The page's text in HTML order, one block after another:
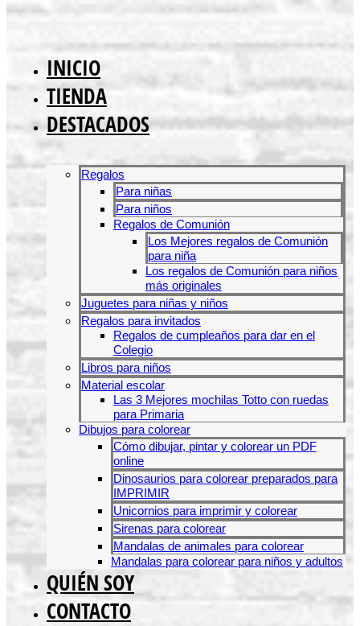
INICIO
TIENDA
DESTACADOS
Regalos
Para niñas
Para niños
Regalos de Comunión
Los Mejores regalos de Comunión
para niña
Los regalos de Comunión para niños
más originales
Juguetes para niñas y niños
Regalos para invitados
Regalos de cumpleaños para dar en el
Colegio
Libros para niños
Material escolar
Las 3 Mejores mochilas Totto con ruedas
para Primaria
Dibujos para colorear
Cómo dibujar, pintar y colorear un PDF
online
Dinosaurios para colorear preparados para
IMPRIMIR
Unicornios para imprimir y colorear
Sirenas para colorear
Mandalas de animales para colorear
Mandalas para colorear para niños y adultos
QUIÉN SOY
CONTACTO